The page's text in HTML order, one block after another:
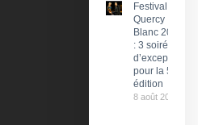
Festival du
Quercy
Blanc 2026
: 3 soirées
d’exception
pour la 58e
édition
8 août 2026